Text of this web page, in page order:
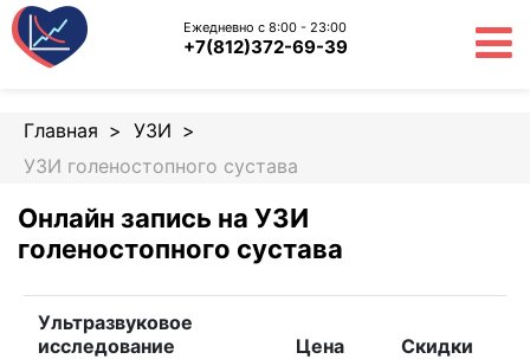
Ежедневно с 8:00 - 23:00
+7(812)372-69-39
Главная
УЗИ
УЗИ голеностопного сустава
Онлайн запись на УЗИ
голеностопного сустава
Ультразвуковое
исследование
Цена Скидки